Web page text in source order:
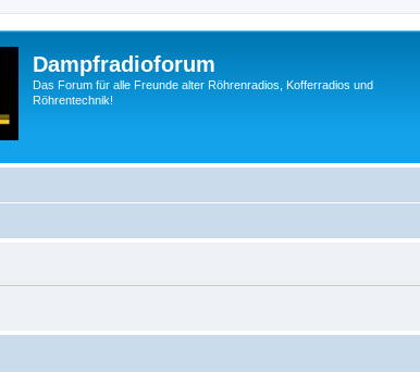
Dampfradioforum
Das Forum für alle Freunde alter Röhrenradios, Kofferradios und
Röhrentechnik!